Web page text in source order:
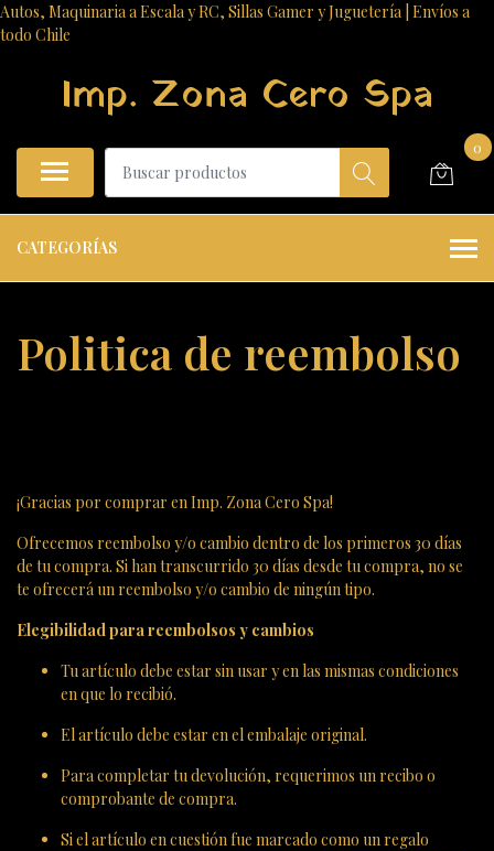
Autos, Maquinaria a Escala y RC, Sillas Gamer y Juguetería | Envíos a
todo Chile
Imp. Zona Cero Spa
0
CATEGORÍAS
Politica de reembolso
¡Gracias por comprar en Imp. Zona Cero Spa!
Ofrecemos reembolso y/o cambio dentro de los primeros 30 días
de tu compra. Si han transcurrido 30 días desde tu compra, no se
te ofrecerá un reembolso y/o cambio de ningún tipo.
Elegibilidad para reembolsos y cambios
Tu artículo debe estar sin usar y en las mismas condiciones
en que lo recibió.
El artículo debe estar en el embalaje original.
Para completar tu devolución, requerimos un recibo o
comprobante de compra.
Si el artículo en cuestión fue marcado como un regalo